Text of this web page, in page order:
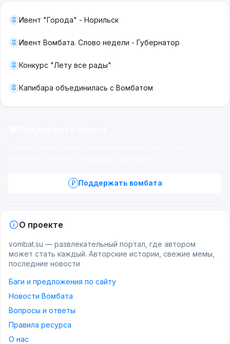
Ивент "Города" - Норильск
Ивент Вомбата. Слово недели - Губернатор
Конкурс "Лету все рады"
Капибара объединилась с Вомбатом
Поддержать вомбата
О проекте
vombat.su — развлекательный портал, где автором
может стать каждый. Авторские истории, свежие мемы,
последние новости
Баги и предложения по сайту
Новости Вомбата
Вопросы и ответы
Правила ресурса
О нас